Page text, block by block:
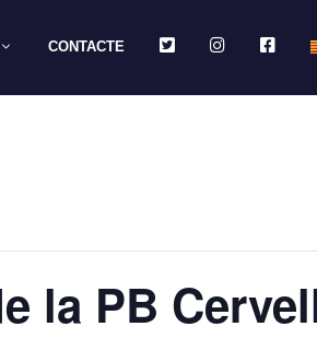
CONTACTE TWITTERINSTAGRAM
la PB